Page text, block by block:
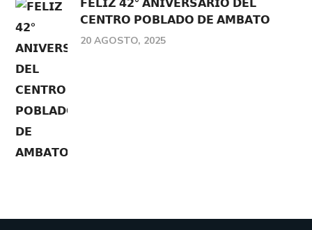
𝗙𝗘𝗟𝗜𝗭 𝟰𝟮° 𝗔𝗡𝗜𝗩𝗘𝗥𝗦𝗔𝗥𝗜𝗢 𝗗𝗘𝗟
𝗖𝗘𝗡𝗧𝗥𝗢 𝗣𝗢𝗕𝗟𝗔𝗗𝗢 𝗗𝗘 𝗔𝗠𝗕𝗔𝗧𝗢
20 AGOSTO, 2025